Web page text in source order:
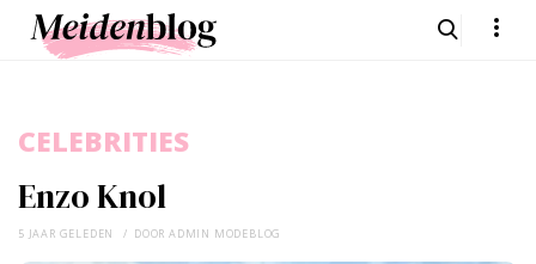
Enzo Knol
CELEBRITIES
5 JAAR GELEDEN DOORADMIN MODEBLOG